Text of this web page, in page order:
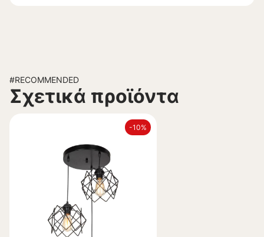
#RECOMMENDED
Σχετικά προϊόντα
-10%